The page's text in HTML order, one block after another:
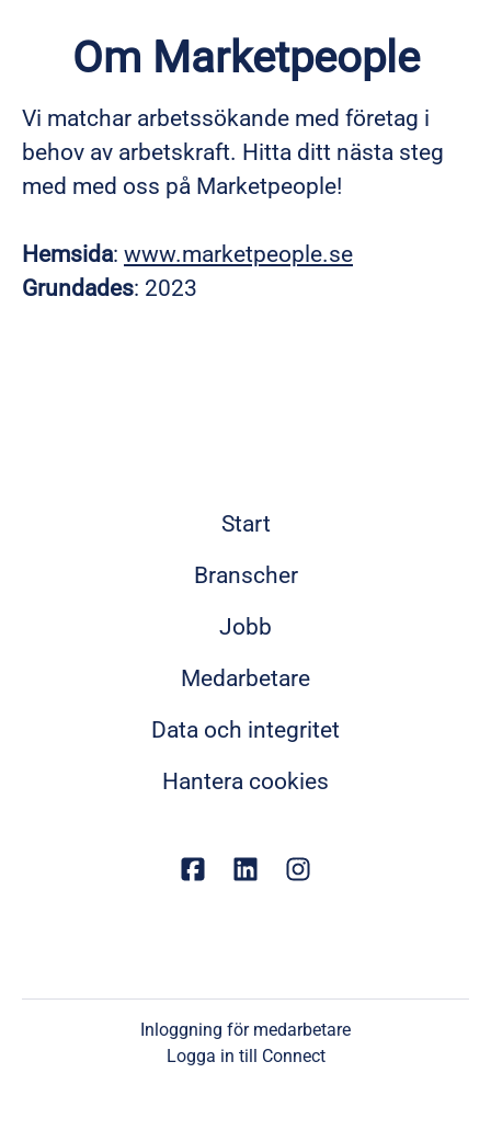
Om Marketpeople
Vi matchar arbetssökande med företag i
behov av arbetskraft. Hitta ditt nästa steg
med med oss på Marketpeople!
Hemsida: www.marketpeople.se
Grundades: 2023
Start
Branscher
Jobb
Medarbetare
Data och integritet
Hantera cookies
Inloggning för medarbetare
Logga in till Connect